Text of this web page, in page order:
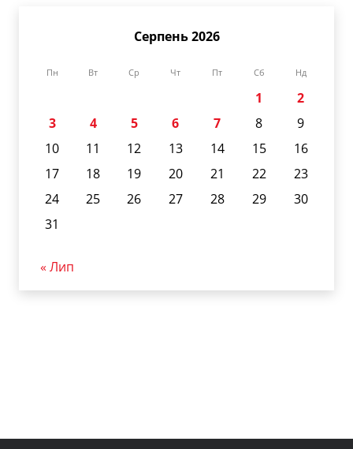
Серпень 2026
Пн Вт Ср Чт Пт Сб Нд
1
2
3
4 5 6 7 8
9
10
11 12 13 14 15
16
17
18 19 20 21 22
23
24
25 26 27 28 29
30
31
« Лип